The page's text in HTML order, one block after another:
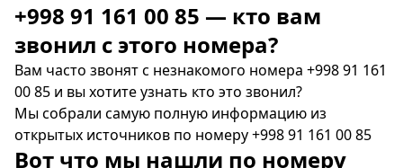
+998 91 161 00 85 — кто вам
звонил c этого номера?
Вам часто звонят с незнакомого номера +998 91 161
00 85 и вы хотите узнать кто это звонил?
Мы собрали самую полную информацию из
открытых источников по номеру +998 91 161 00 85
Вот что мы нашли по номеру